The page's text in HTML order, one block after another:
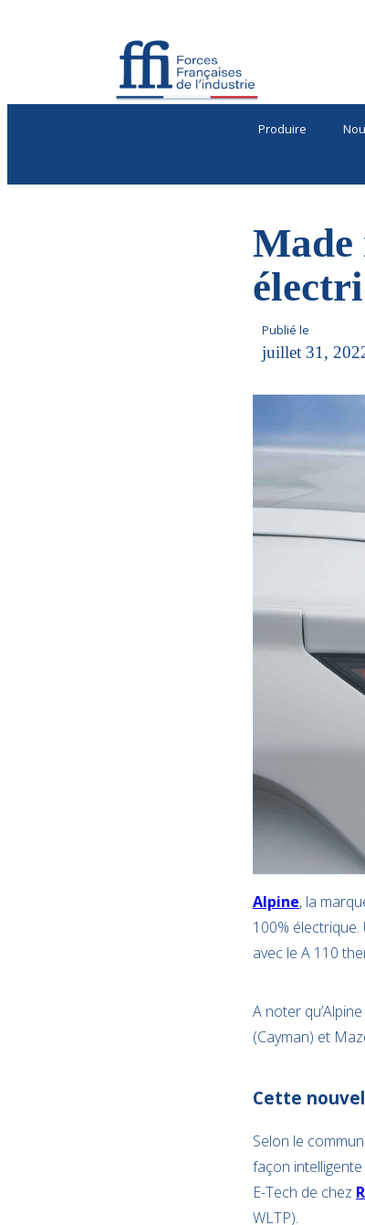
Produire
Made
Publié le
juillet 31,
Alpine, la
100%
avec le A 110
A noter
(Cayman) et
Cette
Selon le
façon
E-Tech de chez
WLTP).